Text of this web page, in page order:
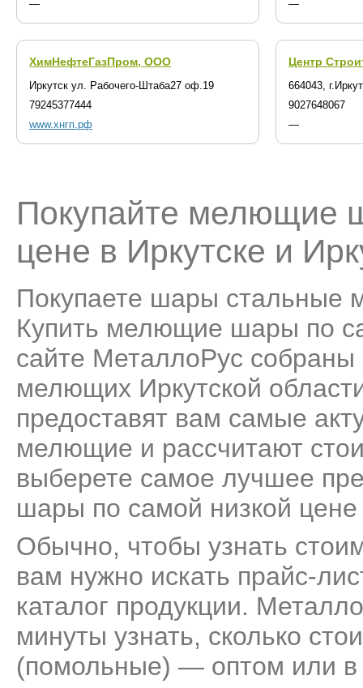
—
—
ХимНефтеГазПром, ООО
Иркутск ул. Рабочего-Штаба27 оф.19
79245377444
www.хнгп.рф
Центр
664043,
9027648067
—
Покупайте мелющие
цене в Иркутске и
Покупаете шары стальные
Купить мелющие шары по
сайте МеталлоРус
мелющих Иркутской
предоставят вам самые
мелющие и рассчитают
выберете самое лучшее
шары по самой низкой цене
Обычно, чтобы узнать
вам нужно искать прайс-
каталог продукции.
минуты узнать, сколько
(помольные) — оптом или в